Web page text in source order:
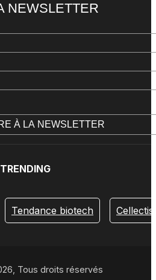
NEWSLETTER
Tendance biotech Cellectis
Tous droits réservés